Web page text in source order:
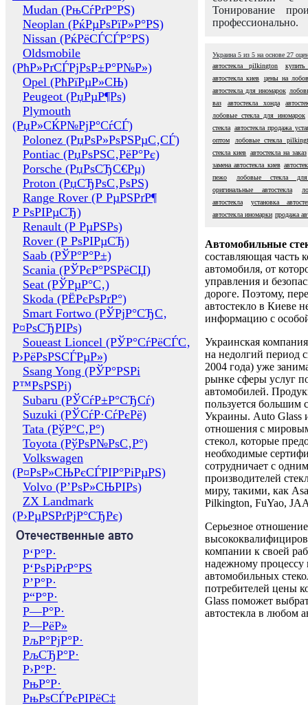
Mudan (РњСѓРґР°РЅ)
Neoplan (РќРµРѕРїР»Р°РЅ)
Nissan (РќРёСЃСЃР°РЅ)
Oldsmobile
(РћР»РґСЃРјРѕР±Р°Р№Р»)
Opel (РћРїРµР»СЊ)
Peugeot (РџРµР¶Рѕ)
Plymouth
(РџР»СЌР№РјР°СѓСЃ)
Polonez (РџРѕР»РѕРЅРµС‚СЃ)
Pontiac (РџРѕРЅС‚РёР°Рє)
Porsche (РџРѕСЂС€Рµ)
Proton (РџСЂРѕС‚РѕРЅ)
Range Rover (Р РµРЅРґР¶
Р РѕРІРµСЂ)
Renault (Р РµРЅРѕ)
Rover (Р РѕРІРµСЂ)
Saab (РЎР°Р°Р±)
Scania (РЎРєР°РЅРёСЏ)
Seat (РЎРµР°С‚)
Skoda (РЁРєРѕРґР°)
Smart Fortwo (РЎРјР°СЂС‚
Р¤РѕСЂРІРѕ)
Soueast Lioncel (РЎР°СѓРёСЃС‚
Р›РёРѕРЅСЃРµР»)
Ssang Yong (РЎР°РЅРі
Р™РѕРЅРі)
Subaru (РЎСѓР±Р°СЂСѓ)
Suzuki (РЎСѓР·СѓРєРё)
Tata (РўР°С‚Р°)
Toyota (РўРѕР№РѕС‚Р°)
Volkswagen
(Р¤РѕР»СЊРєСЃРІР°РіРµРЅ)
Volvo (Р’РѕР»СЊРІРѕ)
ZX Landmark
(Р›РµРЅРґРјР°СЂРє)
Отечественные авто
Р‘Р°Р·
Р‘РѕРіРґР°РЅ
Р’Р°Р·
Р“Р°Р·
Р—Р°Р·
Р—РёР»
РљР°РјР°Р·
РљСЂР°Р·
Р›Р°Р·
РњР°Р·
РњРѕСЃРєРІРёС‡
Тонирование
профессионально.
Украина 5 из 5 на основе 27
автостекла pilkington
купить
автостекла киев
цены на
автостекла для иномарок
ваз
автостекла хонда
лобовые стекла для иномарок
стекла автостекла продажа
оптом
лобовые стекла
стекла киев автостекла на заказ
замена автостекла киев
пежо
лобовые стекла для
оригинальные автостекла
автостекла
установка
автостекла иномарки продажа
Автомобильные
составляющая часть
автомобиля, от
управления и
дороге. Поэтому,
автостекло в Киеве
информацию с
Украинская
на недолгий период
2004 года) уже
рынке сферы услуг
автомобилей.
пользуется большим
Украины. Auto Glass
отношения с
стекол, которые
необходимые
сотрудничает с
производителей
миру, такими, как
Pilkington, FuYao,
Серьезное отношение
компании к своей
надежному процессу
автомобильных
потребителей цены
Glass поможет
автостекла в любом